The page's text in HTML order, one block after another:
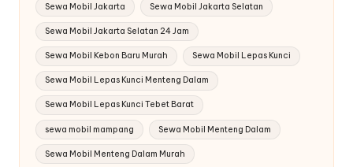
Sewa Mobil Jakarta Sewa Mobil Jakarta Selatan
Sewa Mobil Jakarta Selatan 24 Jam
Sewa Mobil Kebon Baru Murah Sewa Mobil Lepas Kunci
Sewa Mobil Lepas Kunci Menteng Dalam
Sewa Mobil Lepas Kunci Tebet Barat
sewa mobil mampang Sewa Mobil Menteng Dalam
Sewa Mobil Menteng Dalam Murah